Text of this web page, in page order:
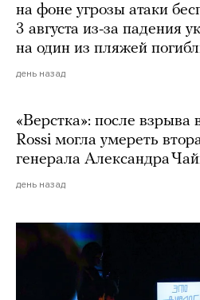
на фоне угрозы атаки
3 августа из-за падения
на один из пляжей
день назад
«Верстка»: после взрыва
Rossi могла умереть
генерала Александра
день назад